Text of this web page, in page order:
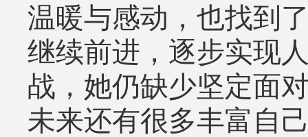
温暖与感动，也找到
继续前进，逐步实现
战，她仍缺少坚定面
未来还有很多丰富自